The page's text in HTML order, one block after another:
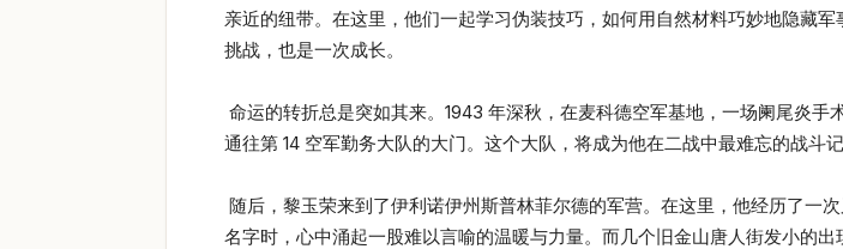
亲近的纽带。在这里，他们一起学习伪装技巧，如何用自然材料巧妙地隐藏
挑战，也是一次成长。
命运的转折总是突如其来。1943 年深秋，在麦科德空军基地，一场阑尾炎
通往第 14 空军勤务大队的大门。这个大队，将成为他在二战中最难忘的战斗记
随后，黎玉荣来到了伊利诺伊州斯普林菲尔德的军营。在这里，他经历了一
名字时，心中涌起一股难以言喻的温暖与力量。而几个旧金山唐人街发小的